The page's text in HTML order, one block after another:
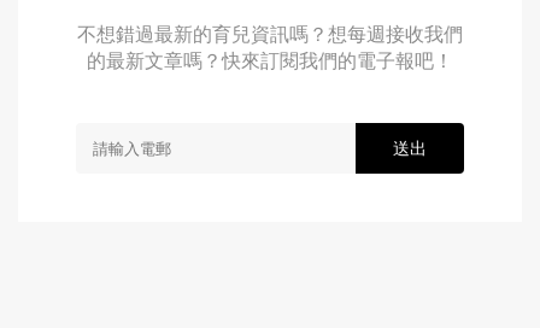
不想錯過最新的育兒資訊嗎？想每週接收我們
的最新文章嗎？快來訂閱我們的電子報吧！
送出